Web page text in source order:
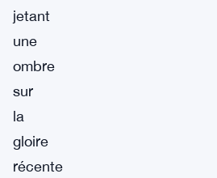
jetant
une
ombre
sur
la
gloire
récente